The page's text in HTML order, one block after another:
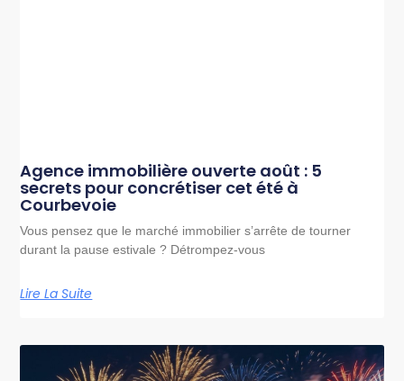
Agence immobilière ouverte août : 5
secrets pour concrétiser cet été à
Courbevoie
Vous pensez que le marché immobilier s’arrête de tourner
durant la pause estivale ? Détrompez-vous
Lire La Suite